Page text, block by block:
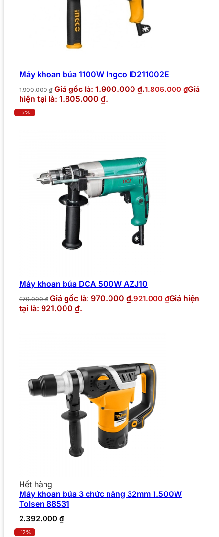
Máy khoan búa 1100W Ingco ID211002E
1.900.000₫ Giá gốc là: 1.900.000 ₫.1.805.000 ₫Giá
hiện tại là: 1.805.000 ₫.
-5%
Máy khoan búa DCA 500W AZJ10
970.000₫ Giá gốc là: 970.000 ₫.921.000 ₫Giá hiện
tại là: 921.000 ₫.
Hết hàng
Máy khoan búa 3 chức năng 32mm 1.500W
Tolsen 88531
2.392.000 ₫
-12%